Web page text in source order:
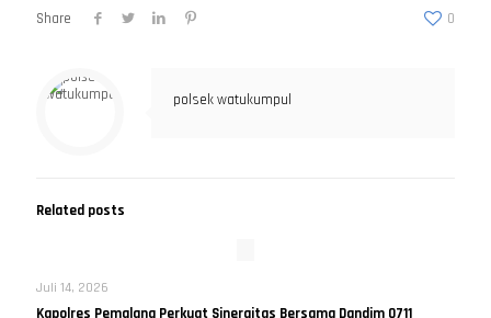
Share 0
polsek watukumpul
Related posts
Juli 14, 2026
Kapolres Pemalang Perkuat Sinergitas Bersama Dandim 0711